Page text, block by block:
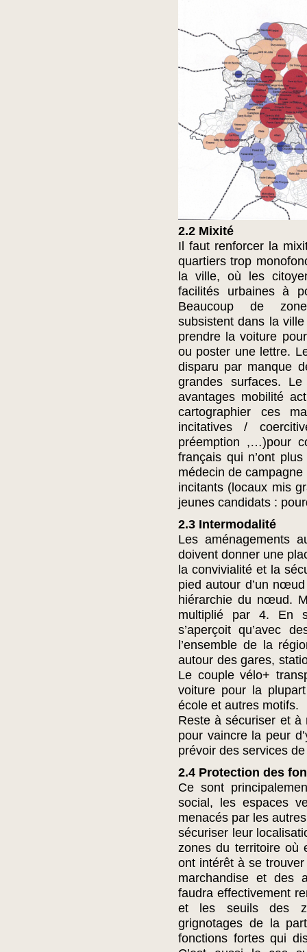
2.2 Mixité
Il faut renforcer la
quartiers trop
la ville, où les
facilités urbaines à
Beaucoup de
subsistent dans la
prendre la voiture
ou poster une lettre.
disparu par manque
grandes surfaces.
avantages mobilité
cartographier ces
incitatives /
préemption ,…)pour
français qui n’ont
médecin de
incitants (locaux mis
jeunes candidats :
2.3 Intermodalité
Les aménagements
doivent donner une
la convivialité et la
pied autour d’un
hiérarchie du nœud.
multiplié par 4. En
s’aperçoit qu’avec
l’ensemble de la
autour des gares,
Le couple vélo+
voiture pour la
école et autres motifs.
Reste à sécuriser et à
pour vaincre la peur
prévoir des services
2.4 Protection des
Ce sont
social, les espaces
menacés par les
sécuriser leur
zones du territoire où
ont intérêt à se
marchandise et des
faudra effectivement
et les seuils des
grignotages de la
fonctions fortes qui